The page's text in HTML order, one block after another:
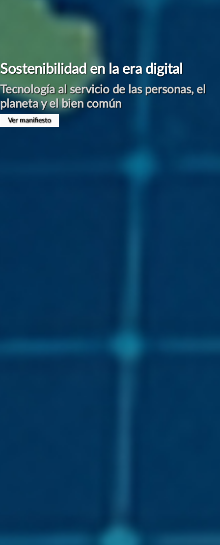
#ManifiestoInternetSostenible
Por una Digitalización Sostenible
Presentación en Congreso CLABE el 17 de Abril